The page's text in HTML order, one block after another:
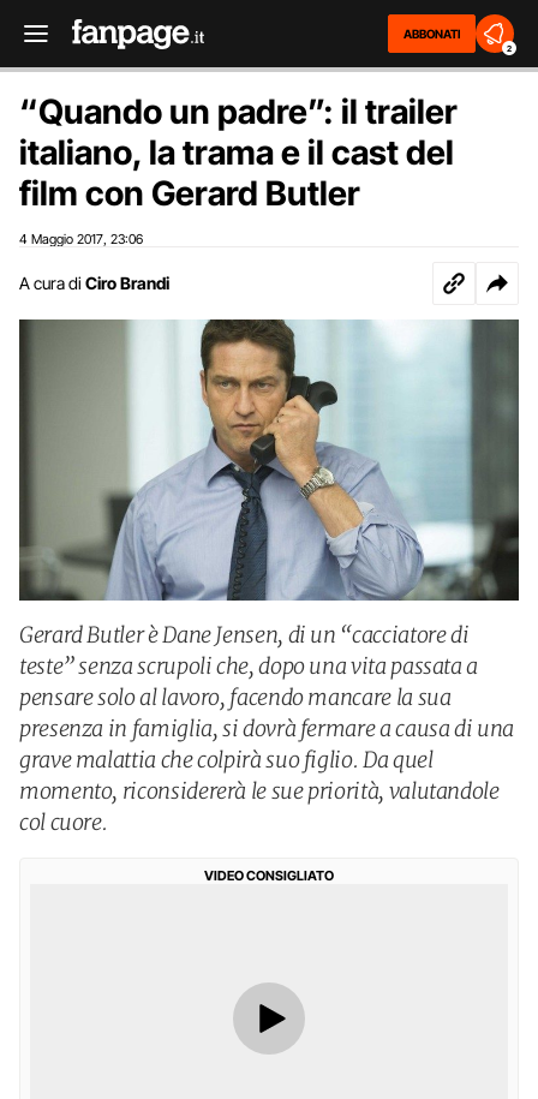
ABBONATI
2
“Quando un padre”: il trailer
italiano, la trama e il cast del
film con Gerard Butler
4 Maggio 2017 23:06
A cura di Ciro Brandi
Gerard Butler è Dane Jensen, di un “cacciatore di
teste” senza scrupoli che, dopo una vita passata a
pensare solo al lavoro, facendo mancare la sua
presenza in famiglia, si dovrà fermare a causa di una
grave malattia che colpirà suo figlio. Da quel
momento, riconsidererà le sue priorità, valutandole
col cuore.
VIDEO CONSIGLIATO